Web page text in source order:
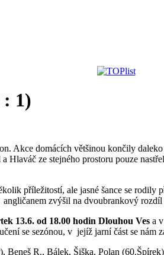
1)
Akce domácích většinou končily
Hlaváč ze stejného prostoru pouze
příležitostí, ale jasné šance se
zvýšil na dvoubrankový
13.6. od 18.00 hodin Dlouhou Ves a v
se sezónou, v jejíž jarní část se nám
R., Bálek, Šiška, Polan